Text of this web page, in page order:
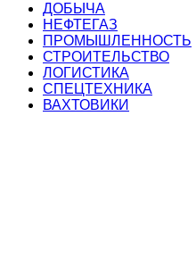
ДОБЫЧА
НЕФТЕГАЗ
ПРОМЫШЛЕННОСТЬ
СТРОИТЕЛЬСТВО
ЛОГИСТИКА
СПЕЦТЕХНИКА
ВАХТОВИКИ